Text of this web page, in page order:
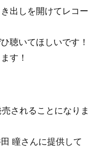
出しを開けてレコー
聴いてほしいです！
す！
されることになりま
瞳さんに提供して